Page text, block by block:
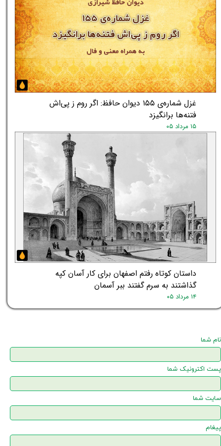
غزل شماره‌ی ۱۵۵ دیوان حافظ: اگر روم ز پی‌اش
فتنه‌ها برانگیزد
۱۵ مرداد ۰۵
داستان کوتاه رفتم اصفهان برای کار آسان کپه
گذاشتند به سرم گفتند ببر آسمان
۱۴ مرداد ۰۵
نام شما
پست اکترونیک شما
سایت شما
پیغام